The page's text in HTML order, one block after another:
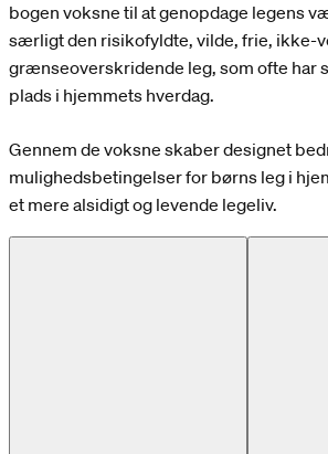
bogen voksne til at genopdage legens
særligt den risikofyldte, vilde, frie, ikke-
grænseoverskridende leg, som ofte har
plads i hjemmets hverdag.
Gennem de voksne skaber designet
mulighedsbetingelser for børns leg i
et mere alsidigt og levende legeliv.